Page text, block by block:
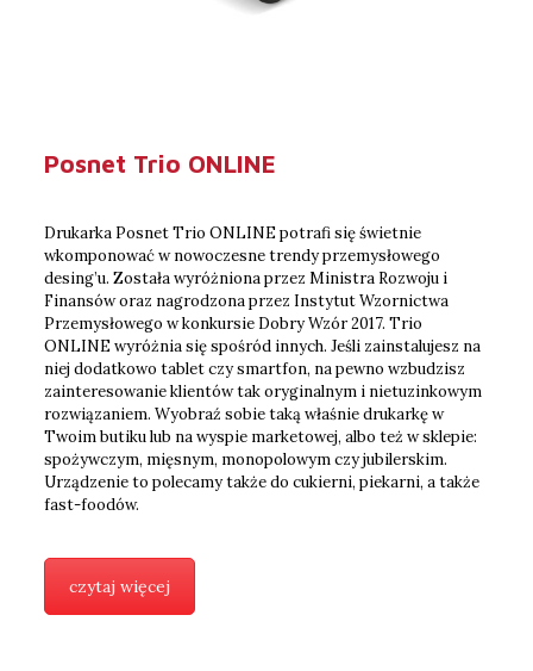
Posnet Trio ONLINE
Drukarka Posnet Trio ONLINE potrafi się świetnie
wkomponować w nowoczesne trendy przemysłowego
desing’u. Została wyróżniona przez Ministra Rozwoju i
Finansów oraz nagrodzona przez Instytut Wzornictwa
Przemysłowego w konkursie Dobry Wzór 2017. Trio
ONLINE wyróżnia się spośród innych. Jeśli zainstalujesz na
niej dodatkowo tablet czy smartfon, na pewno wzbudzisz
zainteresowanie klientów tak oryginalnym i nietuzinkowym
rozwiązaniem. Wyobraź sobie taką właśnie drukarkę w
Twoim butiku lub na wyspie marketowej, albo też w sklepie:
spożywczym, mięsnym, monopolowym czy jubilerskim.
Urządzenie to polecamy także do cukierni, piekarni, a także
fast-foodów.
czytaj więcej